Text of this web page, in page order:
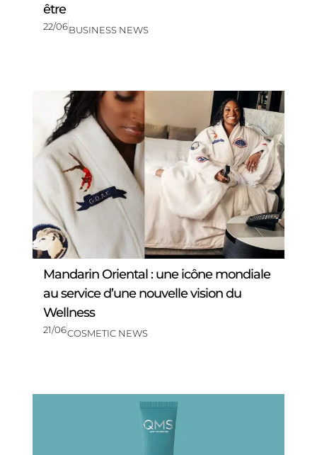
être
22/06BUSINESS NEWS
Mandarin Oriental : une icône mondiale
au service d’une nouvelle vision du
Wellness
21/06COSMETIC NEWS